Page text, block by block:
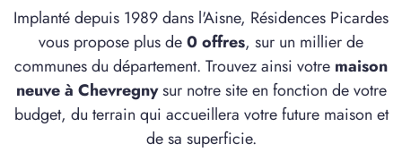
Implanté depuis 1989 dans l'Aisne, Résidences Picardes
vous propose plus de0 offres, sur un millier de
communes du département. Trouvez ainsi votre maison
neuve à Chevregnysur notre site en fonction de votre
budget, du terrain qui accueillera votre future maison et
de sa superficie.